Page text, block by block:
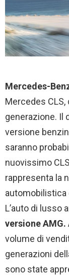
Mercedes-
Mercedes CLS,
generazione. Il
versione
saranno
nuovissimo
rappresenta la
automobilistica
L’auto di lusso
versione AMG.
volume di
generazioni
sono state